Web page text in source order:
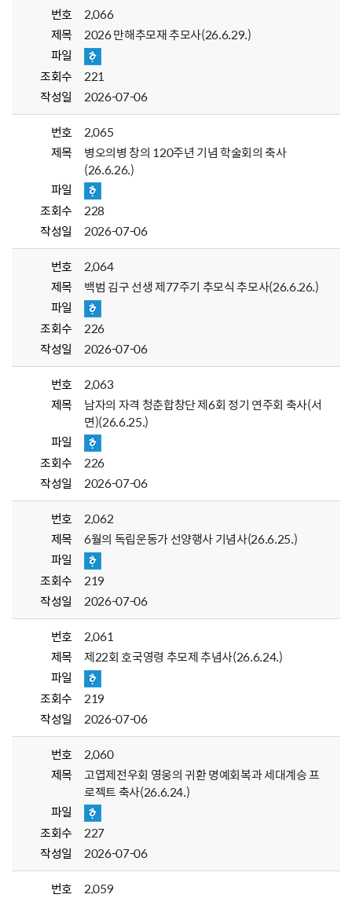
번호
2,066
제목
2026 만해추모재 추모사(26.6.29.)
파일
조회수
221
작성일
2026-07-06
번호
2,065
제목
병오의병 창의 120주년 기념 학술회의 축사
(26.6.26.)
파일
조회수
228
작성일
2026-07-06
번호
2,064
제목
백범 김구 선생 제77주기 추모식 추모사(26.6.26.)
파일
조회수
226
작성일
2026-07-06
번호
2,063
제목
남자의 자격 청춘합창단 제6회 정기 연주회 축사(서
면)(26.6.25.)
파일
조회수
226
작성일
2026-07-06
번호
2,062
제목
6월의 독립운동가 선양행사 기념사(26.6.25.)
파일
조회수
219
작성일
2026-07-06
번호
2,061
제목
제22회 호국영령 추모제 추념사(26.6.24.)
파일
조회수
219
작성일
2026-07-06
번호
2,060
제목
고엽제전우회 영웅의 귀환 명예회복과 세대계승 프
로젝트 축사(26.6.24.)
파일
조회수
227
작성일
2026-07-06
번호
2,059